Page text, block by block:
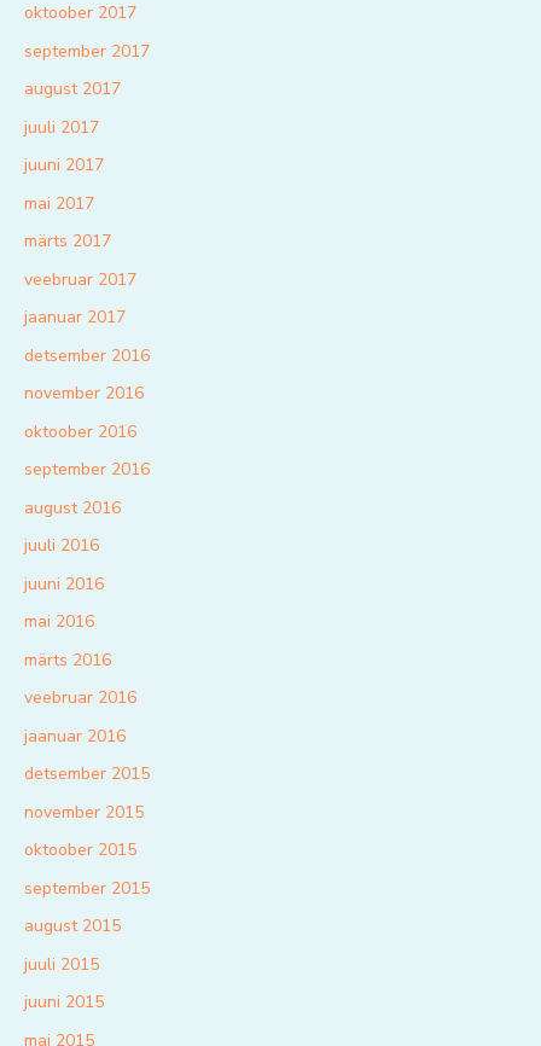
oktoober 2017
september 2017
august 2017
juuli 2017
juuni 2017
mai 2017
märts 2017
veebruar 2017
jaanuar 2017
detsember 2016
november 2016
oktoober 2016
september 2016
august 2016
juuli 2016
juuni 2016
mai 2016
märts 2016
veebruar 2016
jaanuar 2016
detsember 2015
november 2015
oktoober 2015
september 2015
august 2015
juuli 2015
juuni 2015
mai 2015